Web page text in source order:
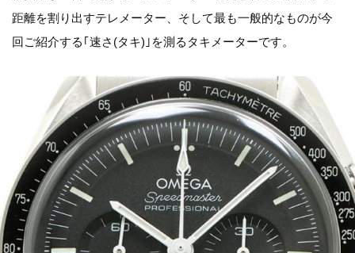
距離を割り出すテレメーター、そして最も一般的なものが今
回ご紹介する｢速さ(タキ)｣を測るタキメーターです。